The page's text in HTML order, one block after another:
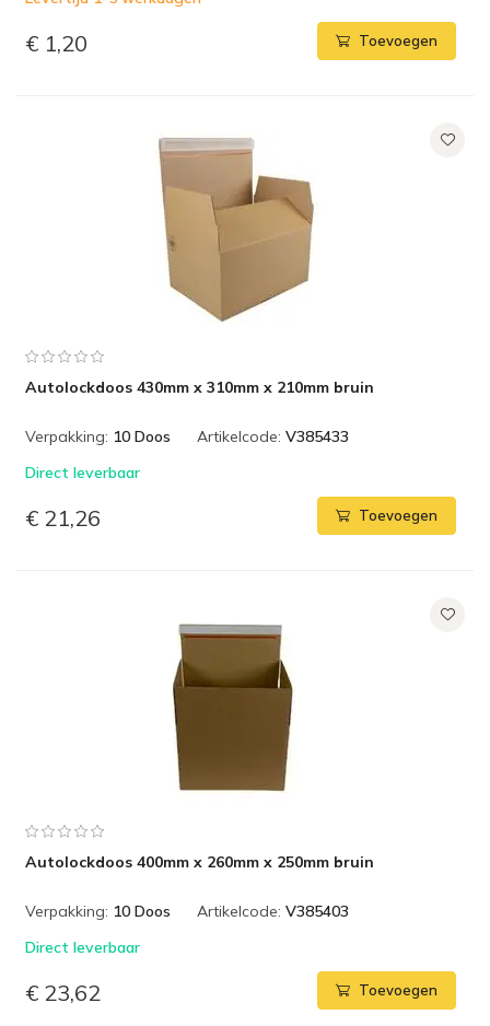
€ 1,20 Toevoegen
Autolockdoos 430mm x 310mm x 210mm bruin
Verpakking: 10 Doos Artikelcode: V385433
Direct leverbaar
€ 21,26 Toevoegen
Autolockdoos 400mm x 260mm x 250mm bruin
Verpakking: 10 Doos Artikelcode: V385403
Direct leverbaar
€ 23,62 Toevoegen